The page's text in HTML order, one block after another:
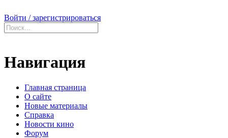
Войти / зарегистрироваться
Навигация
Главная страница
О сайте
Новые материалы
Справка
Новости кино
Форум